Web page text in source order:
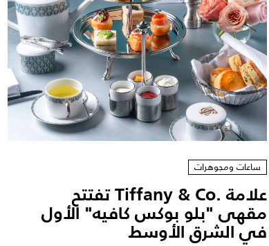
ساعات ومجوهرات
علامة .Tiffany & Co تفتتح
مقهى "بلو بوكس كافيه" الأول
في الشرق الأوسط